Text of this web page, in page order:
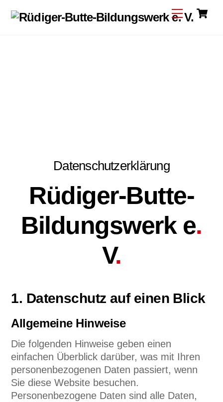
Menu
Datenschutzerklärung
Rüdiger-Butte-
Bildungswerk e.
V.
1. Datenschutz auf einen Blick
Allgemeine Hinweise
Die folgenden Hinweise geben einen
einfachen Überblick darüber, was mit Ihren
personenbezogenen Daten passiert, wenn
Sie diese Website besuchen.
Personenbezogene Daten sind alle Daten,